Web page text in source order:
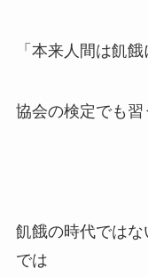
「本来人間は飢
協会の検定でも
飢餓の時代では
では